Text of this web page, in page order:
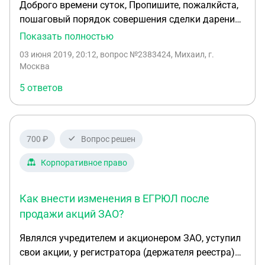
хотелось бы чтобы собрание акционеров
попросило основателей на выход.
Доброго времени суток, Пропишите, пожалкйста,
пошаговый порядок совершения сделки дарения
акций и соответствующего перехода прав между
акционеров &lt; 50), в т.ч. в части уведомления
взаимоотношения с регистратором и гос.
органом.
Показать полностью
03 июня 2019, 20:12, вопрос №2383424, Михаил, г.
Москва
5 ответов
700 ₽ Вопрос решен
Корпоративное право
Как внести изменения в ЕГРЮЛ после
продажи акций ЗАО?
Являлся учредителем и акционером ЗАО, уступил
свои акции, у регистратора (держателя реестра)